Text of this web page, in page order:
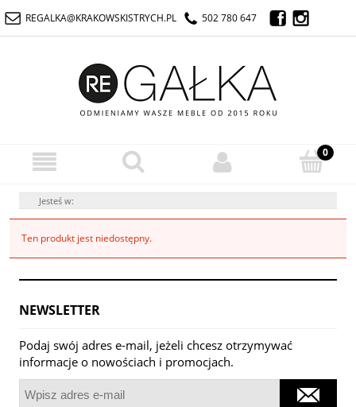
REGALKA@KRAKOWSKISTRYCH.PL 502 780 647
Jesteś w:
Ten produkt jest niedostępny.
NEWSLETTER
Podaj swój adres e-mail, jeżeli chcesz otrzymywać
informacje o nowościach i promocjach.